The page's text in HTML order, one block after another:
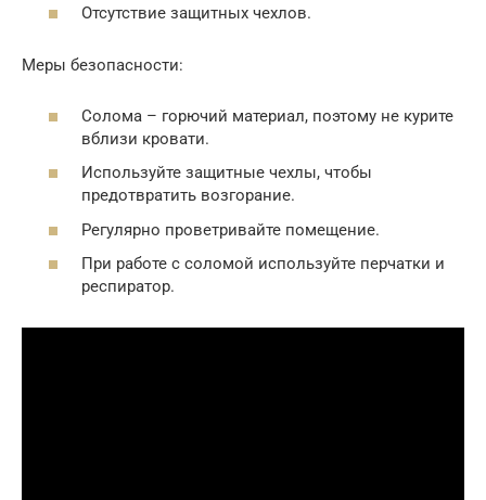
Отсутствие защитных чехлов.
Меры безопасности:
Солома – горючий материал, поэтому не курите
вблизи кровати.
Используйте защитные чехлы, чтобы
предотвратить возгорание.
Регулярно проветривайте помещение.
При работе с соломой используйте перчатки и
респиратор.